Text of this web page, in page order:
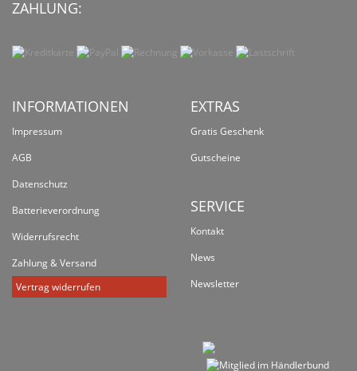
ZAHLUNG:
INFORMATIONEN
Impressum
AGB
Datenschutz
Batterieverordnung
Widerrufsrecht
Zahlung & Versand
Vertrag widerrufen
EXTRAS
Gratis Geschenk
Gutscheine
SERVICE
Kontakt
News
Newsletter